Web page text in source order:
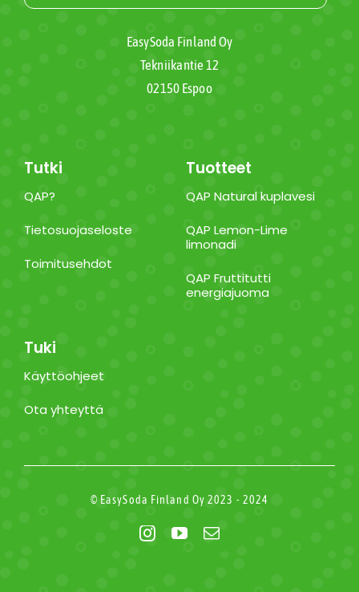
EasySoda Finland Oy
Tekniikantie 12
02150 Espoo
Tutki
QAP?
Tietosuojaseloste
Toimitusehdot
Tuotteet
QAP Natural kuplavesi
QAP Lemon-Lime
limonadi
QAP Fruttitutti
energiajuoma
Tuki
Käyttöohjeet
Ota yhteyttä
© EasySoda Finland Oy 2023 - 2024